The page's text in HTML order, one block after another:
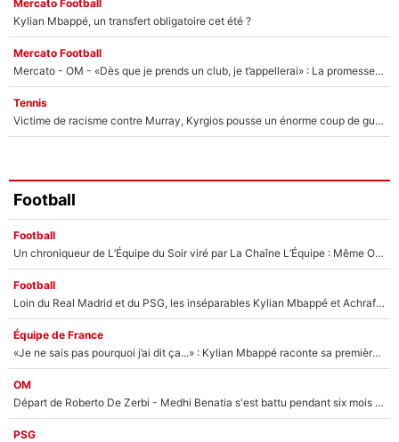
Mercato Football
Kylian Mbappé, un transfert obligatoire cet été ?
Mercato Football
Mercato - OM - «Dès que je prends un club, je t’appellerai» : La promesse de Marcelino au moment de claquer la porte
Tennis
Victime de racisme contre Murray, Kyrgios pousse un énorme coup de gueule !
Football
Football
Un chroniqueur de L’Équipe du Soir viré par La Chaîne L’Équipe : Même Olivier Ménard n’avait pas pu empêcher son départ, «je l’ai appris sur Twitter, je l’ai vécu assez mal»
Football
Loin du Real Madrid et du PSG, les inséparables Kylian Mbappé et Achraf Hakimi changent d'équipe le temps d'une journée !
Équipe de France
«Je ne sais pas pourquoi j’ai dit ça...» : Kylian Mbappé raconte sa première rencontre avec Zinédine Zidane (et c’est très drôle)
OM
Départ de Roberto De Zerbi - Medhi Benatia s'est battu pendant six mois pour le retenir à l'OM, le PSG a été le naufrage de trop : «Je pars avec toi»
PSG